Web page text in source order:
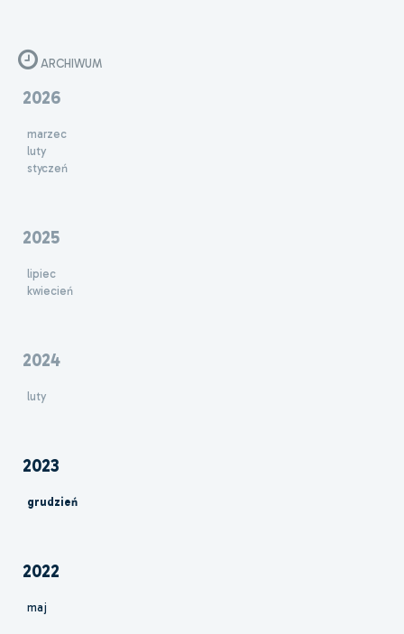
ARCHIWUM
2026
marzec
luty
styczeń
2025
lipiec
kwiecień
2024
luty
2023
grudzień
2022
maj